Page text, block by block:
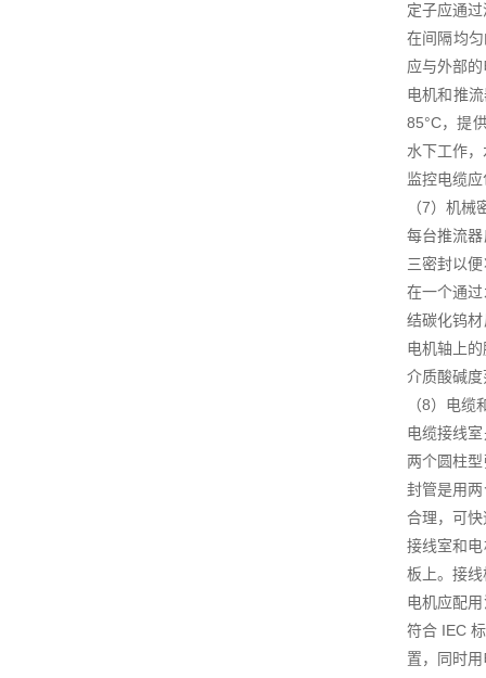
定子应通
在间隔均
应与外部
电机和推
85°C，提
水下工作
监控电缆
（7）机械
每台推流
三密封以
在一个通
结碳化钨
电机轴上
介质酸碱
（8）电缆
电缆接线
两个圆柱
封管是用
合理，可
接线室和
板上。接
电机应配
符合 IEC
置，同时